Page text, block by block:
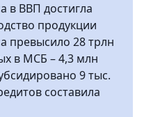
в ВВП достигла
продукции
превысило 28 трлн
в МСБ – 4,3 млн
9 тыс.
составила